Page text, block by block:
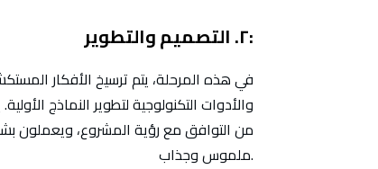
٢. التصميم والتطوير:
في هذه المرحلة، يتم ترسيخ الأفكار
والأدوات التكنولوجية لتطوير النماذج
من التوافق مع رؤية المشروع، ويعملون
ملموس وجذاب.